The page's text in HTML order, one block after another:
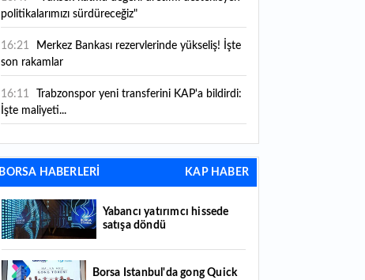
politikalarımızı sürdüreceğiz"
16:21
son rakamlar
16:11
İşte maliyeti...
16:09 TMO 2026-2027 fındık alım fiyatlarını
açıkladı!
geriledi
15:07 Yabancı yatırımcı hissede satışa döndü
14:39
BORSA HABERLERİ KAP HABER
Yabancı yatırımcı hissede
satışa döndü
Borsa İstanbul'da gong Quick